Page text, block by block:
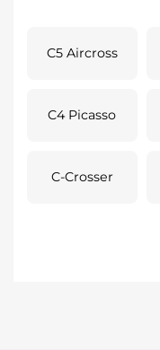
C5 Aircross
C4 Picasso
C-Crosser